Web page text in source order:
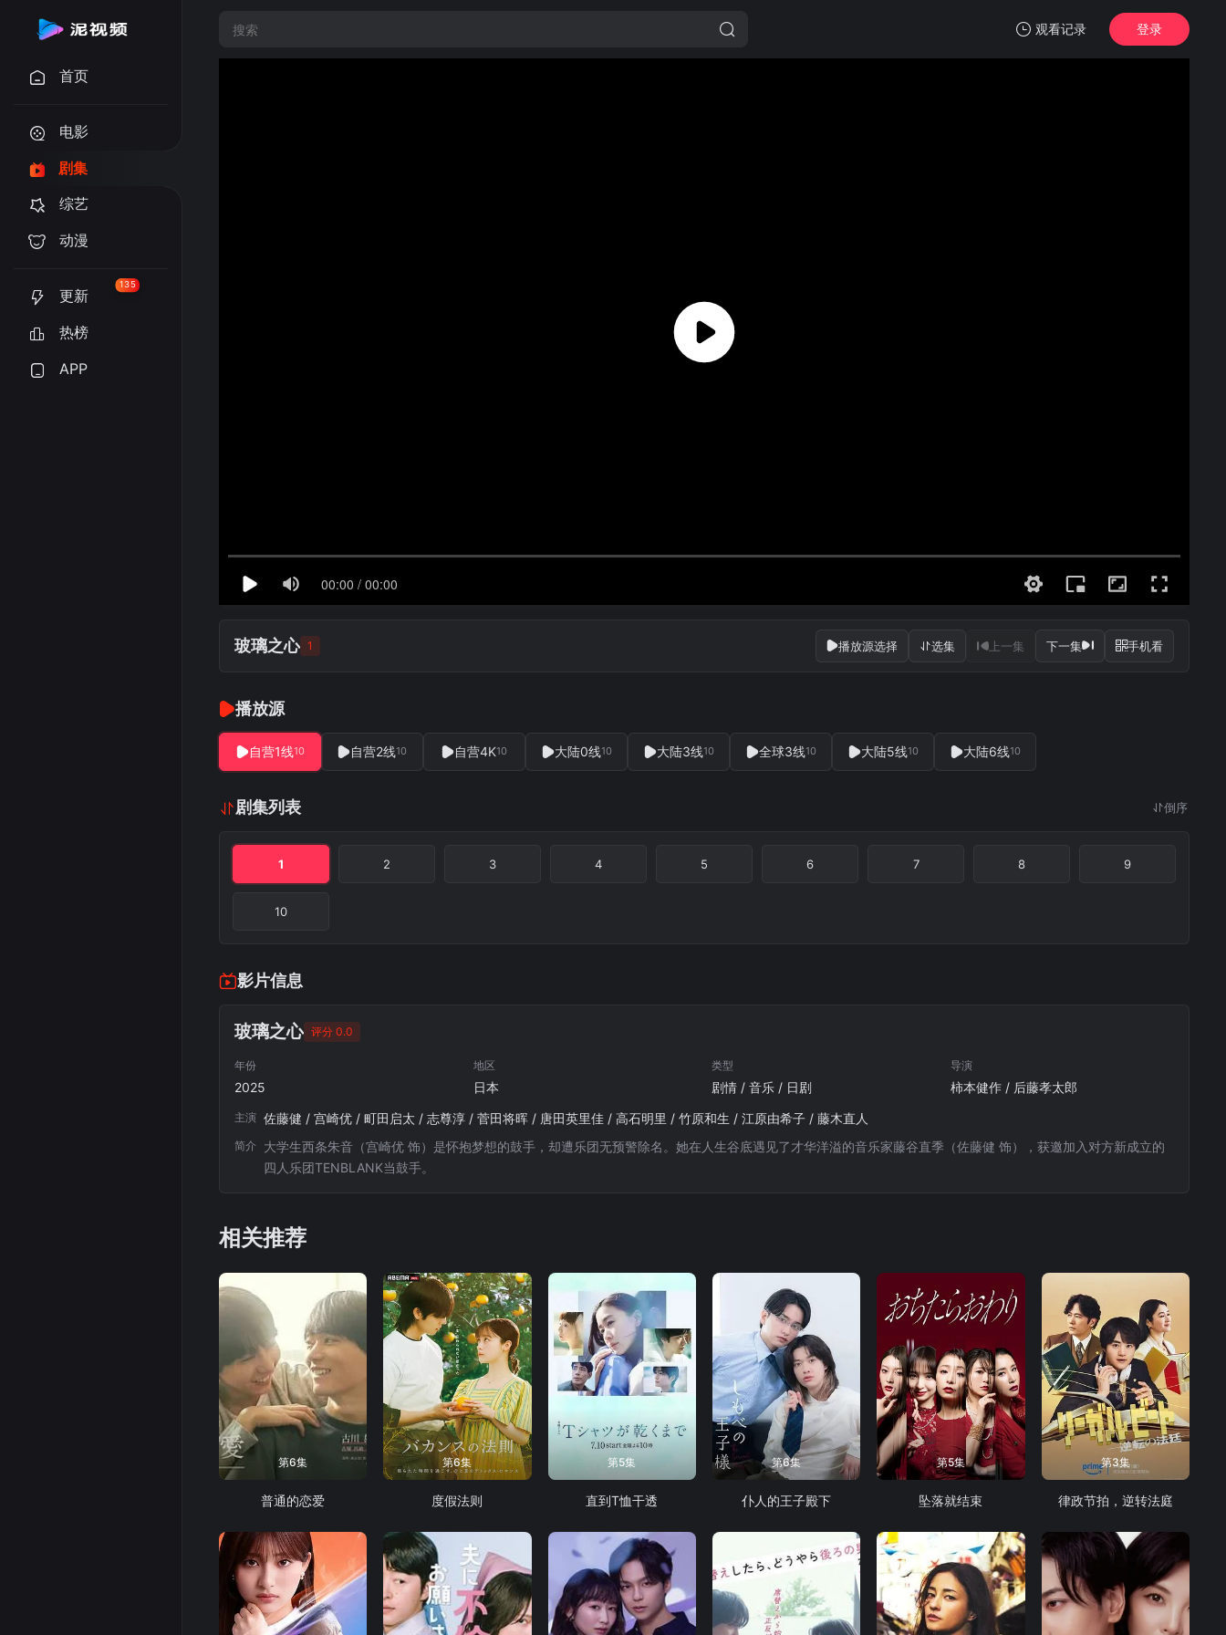
观看记录 登录
首页
电影
剧集
综艺
动漫
更新
135
热榜
APP
玻璃之心 1 播放源选择 选集 上一集 下一集 手机看
播放源
自营1线10 自营2线10 自营4K10 大陆0线10 大陆3线10 全球3线10 大陆5线10 大陆6线10
剧集列表 倒序
1 2 3 4 5 6 7 8 9
10
影片信息
玻璃之心 评分 0.0
年份
2025
地区
日本
类型
剧情 / 音乐 / 日剧
导演
柿本健作 / 后藤孝太郎
主演 佐藤健 / 宫崎优 / 町田启太 / 志尊淳 / 菅田将晖 / 唐田英里佳 / 高石明里 / 竹原和生 / 江原由希子 / 藤木直人
简介
大学生西条朱音（宫崎优 饰）是怀抱梦想的鼓手，却遭乐团无预警除名。她在人生谷底遇见了才华洋溢的音乐家藤谷直季（佐藤健 饰），获邀加入对方新成立的
四人乐团TENBLANK当鼓手。
相关推荐
第6集
普通的恋爱
第6集
度假法则
第5集
直到T恤干透
第6集
仆人的王子殿下
第5集
坠落就结束
第3集
律政节拍，逆转法庭